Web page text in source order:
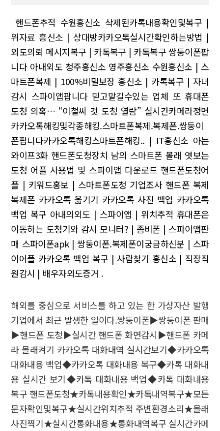
핸드폰추적 수원흥신소 삭제된카톡내용확인및복구 |
위자료 흥신소 | 상대방카카오톡실시간확인하는방법 |
외도의뢰 메시지복구 | 카톡복구 | 카톡복구 쌍둥이폰팝
니다 아내외도 청주흥신소 영주흥신소 수원흥신소 | 스
마트폰복제 | 100%비밀보장 흥신소 | 카톡복구 | 자녀
감시 스파이앱팝니다 믿고맡길수있는 업체 또 휴대폰
도청 의혹… “이철씨 것 도청 열람” 실시간카메라정면
카카오톡해킹및각종해킹.스마트폰복제.복제폰.쌍둥이
폰팝니다카카오톡해킹스마트폰해킹.. | IT흥신소 아는
와이프3화 핸드폰도청장치 남의 스마트폰 몰래 엿보는
도청 어플 사용법 및 스파이앱 다운로드 핸드폰도청어
플 | 키워드홍보 | 스마트폰도청 기업조사 핸드폰 복제
복제폰 카카오톡 옮기기 카카오톡 사진 백업 카카오톡
백업 복구 아내의외도 | 스파이앱 | 위치추적 휴대폰은
이동하는 도청기와 감시 모니터? | 좀비폰 | 스파이앱판
매 스파이폰apk | 쌍둥이폰.복제폰이궁금하신분 | 스파
이어플 카카오톡 백업 복구 | 사람찾기 흥신소 | 직장직
원감시 | 배우자외도증거 .
해외를 중심으로 서비스를 하고 있는 한 가상자산 발행
기업에서 최근 발생한 일이다.쌍둥이폰▶쌍둥이폰 판매
▶핸드폰 도청▶실시간 핸드폰 화면감시▶핸드폰 카메
라 몰래켜기 카카오톡 대화내역 실시간보기◆카카오톡
대화내용 백업◆카카오톡 대화내용 복구◆카톡 대화내
용 실시간 보기◆카톡 대화내용 백업◆카톡 대화내용
복구 핸드폰도청★카톡내용확인★카톡내역복구★모든
문자확인및복구★실시간위치추적 주변환경소리★몰래
사진찍기★실시간통화내용★통화내역복구 실시간카메